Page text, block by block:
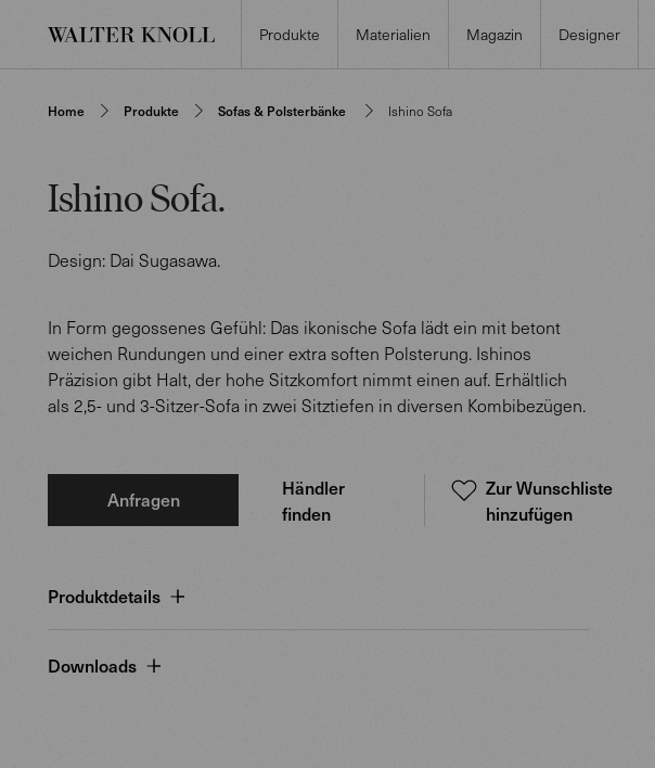
Produkte Materialien Magazin Designer
Home Produkte Sofas & Polsterbänke Ishino Sofa
Ishino Sofa.
Design: Dai Sugasawa.
In Form gegossenes Gefühl: Das ikonische Sofa lädt ein mit betont
weichen Rundungen und einer extra soften Polsterung. Ishinos
Präzision gibt Halt, der hohe Sitzkomfort nimmt einen auf. Erhältlich
als 2,5- und 3-Sitzer-Sofa in zwei Sitztiefen in diversen Kombibezügen.
Anfragen
Händler
finden
Zur Wunschliste
hinzufügen
Produktdetails
Downloads